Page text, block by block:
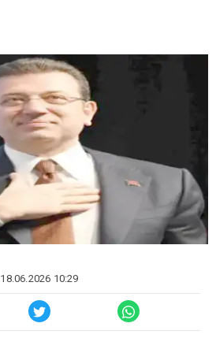
18.06.2026 10:29